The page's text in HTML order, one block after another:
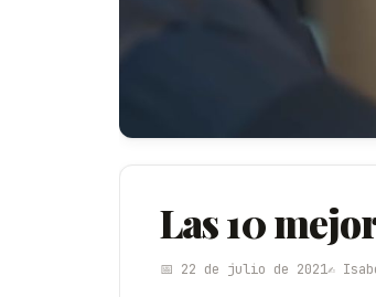
Las 10
📅 22 de julio de 2021✍️